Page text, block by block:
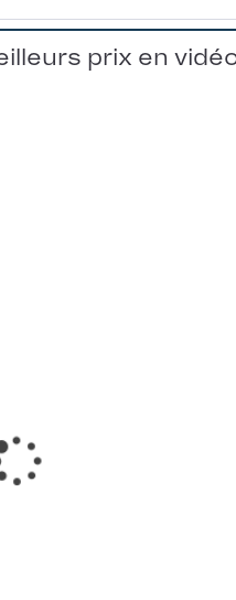
prix en